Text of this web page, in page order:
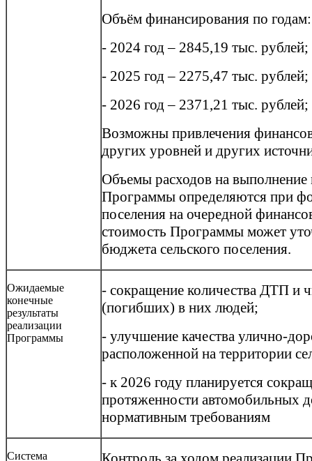
Объём финансирования по годам:
- 2024 год – 2845,19 тыс. рублей;
- 2025 год – 2275,47 тыс. рублей;
- 2026 год – 2371,21 тыс. рублей;
Возможны привлечения
других уровней и других
Объемы расходов на выполнение
Программы определяются при
поселения на очередной
стоимость Программы может
бюджета сельского поселения.
Ожидаемые
конечные
результаты
реализации
Программы
- сокращение количества ДТП и
(погибших) в них людей;
- улучшение качества улично-
расположенной на территории
- к 2026 году планируется
протяженности автомобильных
нормативным требованиям
Система